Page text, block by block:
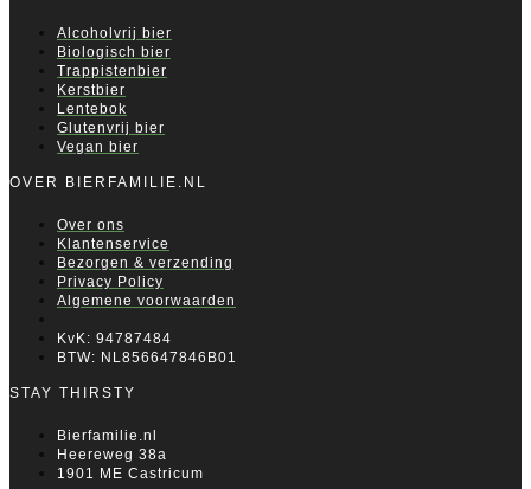
Alcoholvrij bier
Biologisch bier
Trappistenbier
Kerstbier
Lentebok
Glutenvrij bier
Vegan bier
OVER BIERFAMILIE.NL
Over ons
Klantenservice
Bezorgen & verzending
Privacy Policy
Algemene voorwaarden
KvK: 94787484
BTW: NL856647846B01
STAY THIRSTY
Bierfamilie.nl
Heereweg 38a
1901 ME Castricum